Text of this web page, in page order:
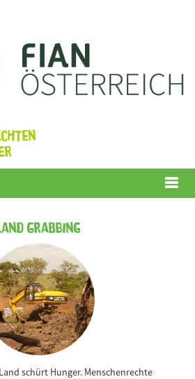
Grabbing
schürt Hunger. Menschenrechte